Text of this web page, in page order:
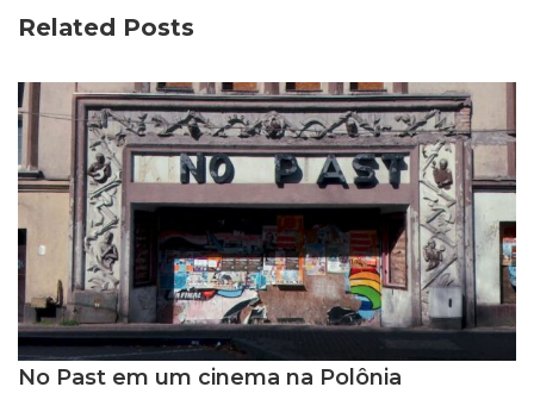
Related Posts
No Past em um cinema na Polônia